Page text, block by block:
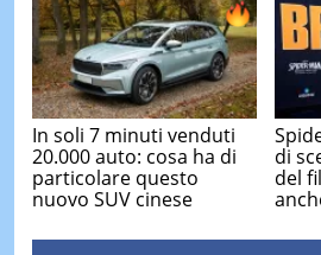
In soli 7 minuti venduti
20.000 auto: cosa ha di
particolare questo
nuovo SUV cinese
di
del